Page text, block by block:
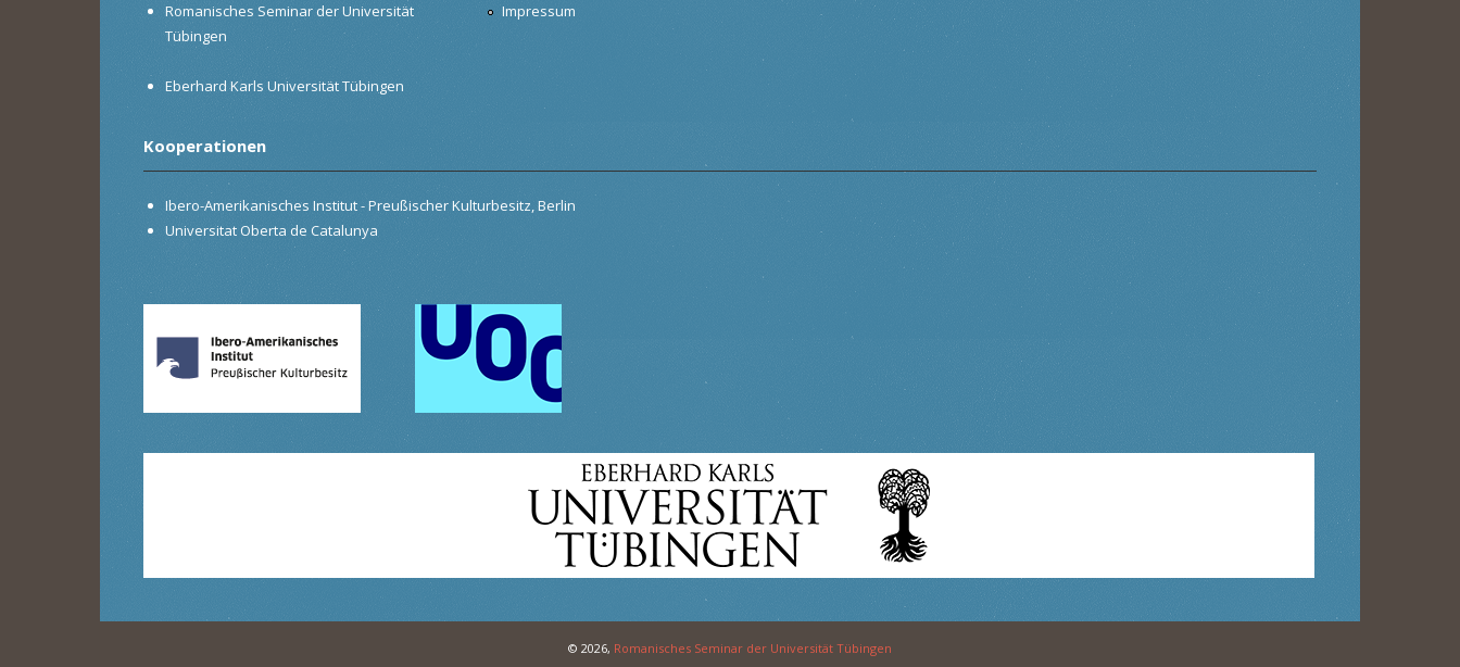
Romanisches Seminar der Universität
Tübingen
Eberhard Karls Universität Tübingen
Impressum
Kooperationen
Ibero-Amerikanisches Institut - Preußischer Kulturbesitz, Berlin
Universitat Oberta de Catalunya
© 2026, Romanisches Seminar der Universität Tübingen